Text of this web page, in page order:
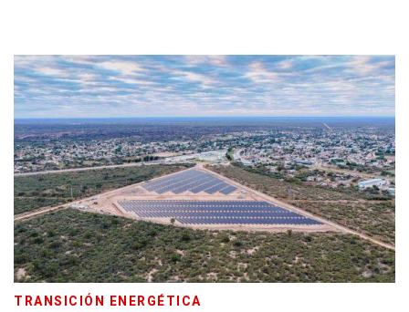
TRANSICIÓN ENERGÉTICA